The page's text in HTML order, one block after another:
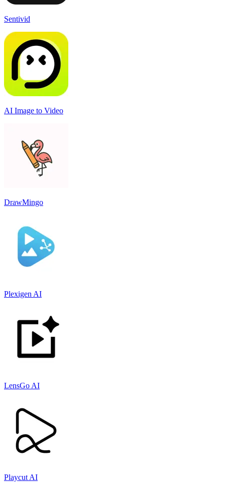
Sentivid
AI Image to Video
DrawMingo
Plexigen AI
LensGo AI
Playcut AI